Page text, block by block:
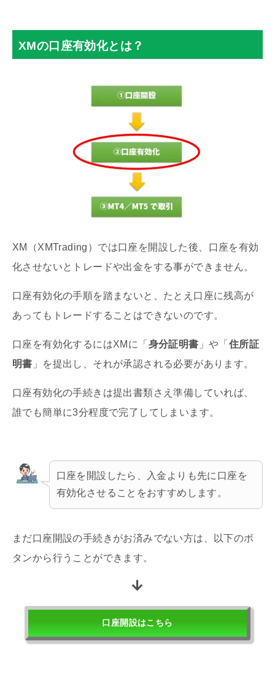
XMの口座有効化とは？
XM（XMTrading）では口座を開設した後、口座を有効
化させないとトレードや出金をする事ができません。
口座有効化の手順を踏まないと、たとえ口座に残高が
あってもトレードすることはできないのです。
口座を有効化するにはXMに「 身分証明書 」や「 住所証
明書 」を提出し、それが承認される必要があります。
口座有効化の手続きは提出書類さえ準備していれば、
誰でも簡単に3分程度で完了してしまいます。
口座を開設したら、入金よりも先に口座を
有効化させることをおすすめします。
まだ口座開設の手続きがお済みでない方は、以下のボ
タンから行うことができます。
口座開設はこちら